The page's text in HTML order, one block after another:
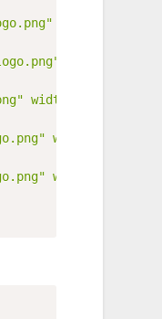
width="20"
width="20"
width="20"
width="20"
width="20"